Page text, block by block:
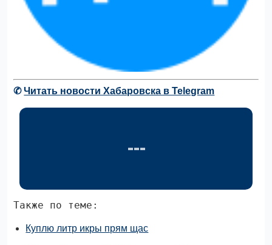
✆Читать новости Хабаровска в Telegram
Также по теме:
Куплю литр икры прям щас